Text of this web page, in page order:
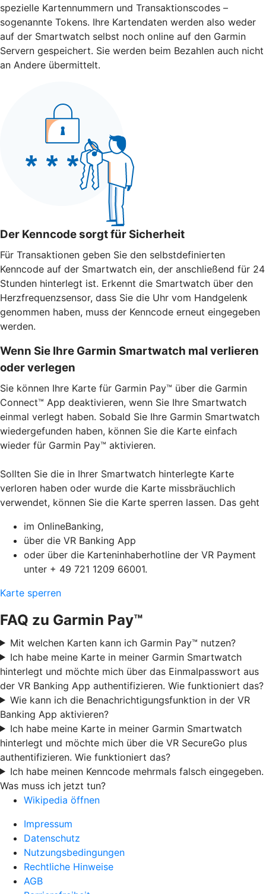
spezielle Kartennummern und Transaktionscodes –
sogenannte Tokens. Ihre Kartendaten werden also weder
auf der Smartwatch selbst noch online auf den Garmin
Servern gespeichert. Sie werden beim Bezahlen auch nicht
an Andere übermittelt.
Der Kenncode sorgt für Sicherheit
Für Transaktionen geben Sie den selbstdefinierten
Kenncode auf der Smartwatch ein, der anschließend für 24
Stunden hinterlegt ist. Erkennt die Smartwatch über den
Herzfrequenzsensor, dass Sie die Uhr vom Handgelenk
genommen haben, muss der Kenncode erneut eingegeben
werden.
Wenn Sie Ihre Garmin Smartwatch mal verlieren
oder verlegen
Sie können Ihre Karte für Garmin Pay™ über die Garmin
Connect™ App deaktivieren, wenn Sie Ihre Smartwatch
einmal verlegt haben. Sobald Sie Ihre Garmin Smartwatch
wiedergefunden haben, können Sie die Karte einfach
wieder für Garmin Pay™ aktivieren.
Sollten Sie die in Ihrer Smartwatch hinterlegte Karte
verloren haben oder wurde die Karte missbräuchlich
verwendet, können Sie die Karte sperren lassen. Das geht
im OnlineBanking,
über die VR Banking App
oder über die Karteninhaberhotline der VR Payment
unter + 49 721 1209 66001.
Karte sperren
FAQ zu Garmin Pay™
Mit welchen Karten kann ich Garmin Pay™ nutzen?
Ich habe meine Karte in meiner Garmin Smartwatch
hinterlegt und möchte mich über das Einmalpasswort aus
der VR Banking App authentifizieren. Wie funktioniert das?
Wie kann ich die Benachrichtigungsfunktion in der VR
Banking App aktivieren?
Ich habe meine Karte in meiner Garmin Smartwatch
hinterlegt und möchte mich über die VR SecureGo plus
authentifizieren. Wie funktioniert das?
Ich habe meinen Kenncode mehrmals falsch eingegeben.
Was muss ich jetzt tun?
Wikipedia öffnen
Impressum
Datenschutz
Nutzungsbedingungen
Rechtliche Hinweise
AGB